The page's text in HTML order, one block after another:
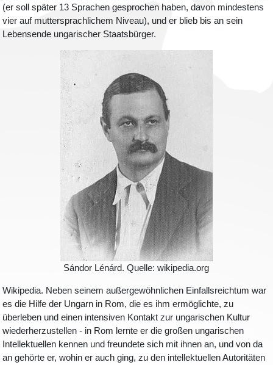
(er soll später 13 Sprachen gesprochen haben, davon mindestens
vier auf muttersprachlichem Niveau), und er blieb bis an sein
Lebensende ungarischer Staatsbürger.
Sándor Lénárd. Quelle: wikipedia.org
Wikipedia. Neben seinem außergewöhnlichen Einfallsreichtum war
es die Hilfe der Ungarn in Rom, die es ihm ermöglichte, zu
überleben und einen intensiven Kontakt zur ungarischen Kultur
wiederherzustellen - in Rom lernte er die großen ungarischen
Intellektuellen kennen und freundete sich mit ihnen an, und von da
an gehörte er, wohin er auch ging, zu den intellektuellen Autoritäten